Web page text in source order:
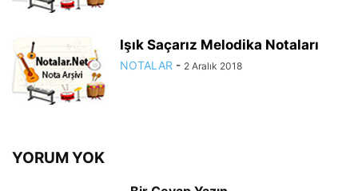
Işık Saçarız Melodika Notaları
NOTALAR - 2 Aralık 2018
YORUM YOK